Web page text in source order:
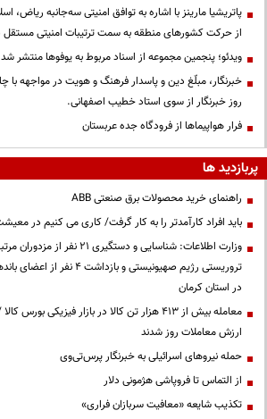
پاتریشیا مارینز با اشاره به توافق امنیتی سه‌جانبه ریاض،
از حرکت کشورهای منطقه به سمت ترتیبات امنیتی
ویدئو؛ پنجمین مجموعه از اسناد مربوط به یوفوها منتشر شد
خبرنگار، مبلّغ دین و پاسدار فرهنگ و هویت در مواجهه
روز خبرنگار از سوی استاد خطیب اصفهانی.
فرار هواپیماها از فرودگاه جده عربستان
پربازدید ها
راهنمای خرید محصولات برق صنعتی ABB
باید افراد کارآمدتر را به کار گرفت/ کاری می کنیم در
وزارت اطلاعات: شناسایی و
تروریستی رژیم صهیونیستی و
در استان کرمان
معامله بیش از ۴۱۳ هزار تن کالا در بازار فیزیکی
ارزش معاملات روز شدند
حمله نیروهای اسرائیلی به خبرنگار پرس‌تی‌وی
از التماس تا فروپاشی هژمونی دلار
تکذیب شایعه «معافیت سربازان فراری»